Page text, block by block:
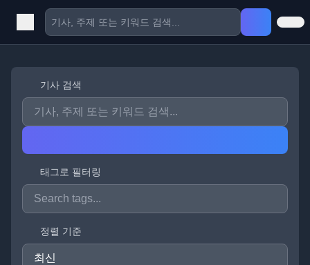
기사 검색
태그로 필터링
정렬 기준